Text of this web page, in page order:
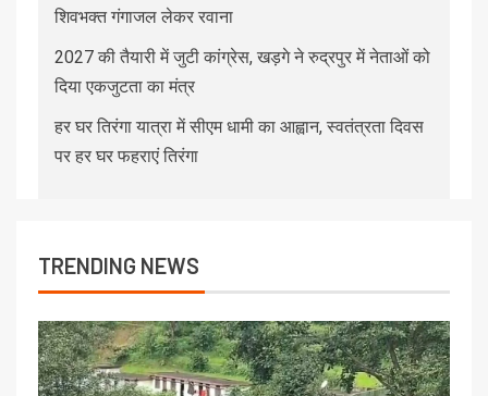
शिवभक्त गंगाजल लेकर रवाना
2027 की तैयारी में जुटी कांग्रेस, खड़गे ने रुद्रपुर में नेताओं को
दिया एकजुटता का मंत्र
हर घर तिरंगा यात्रा में सीएम धामी का आह्वान, स्वतंत्रता दिवस
पर हर घर फहराएं तिरंगा
TRENDING NEWS